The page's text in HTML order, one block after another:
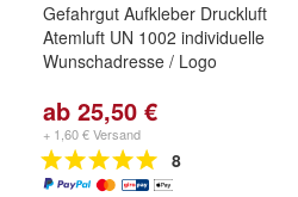
Gefahrgut Aufkleber Druckluft
Atemluft UN 1002 individuelle
Wunschadresse / Logo
ab 25,50 €
+ 1,60 € Versand
8